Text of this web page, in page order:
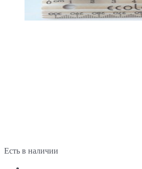
Есть в наличии